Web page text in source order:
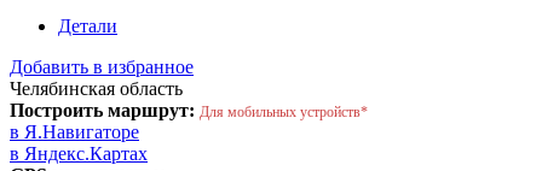
Детали
Добавить в избранное
Челябинская область
Построить маршрут: Для мобильных устройств*
в Я.Навигаторе
в Яндекс.Картах